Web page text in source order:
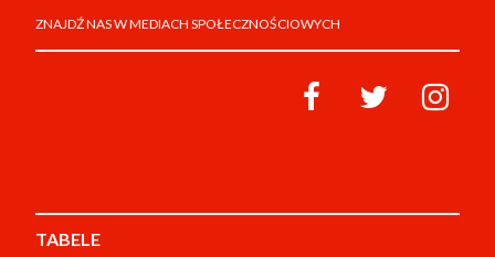
ZNAJDŹ NAS W MEDIACH SPOŁECZNOŚCIOWYCH
TABELE